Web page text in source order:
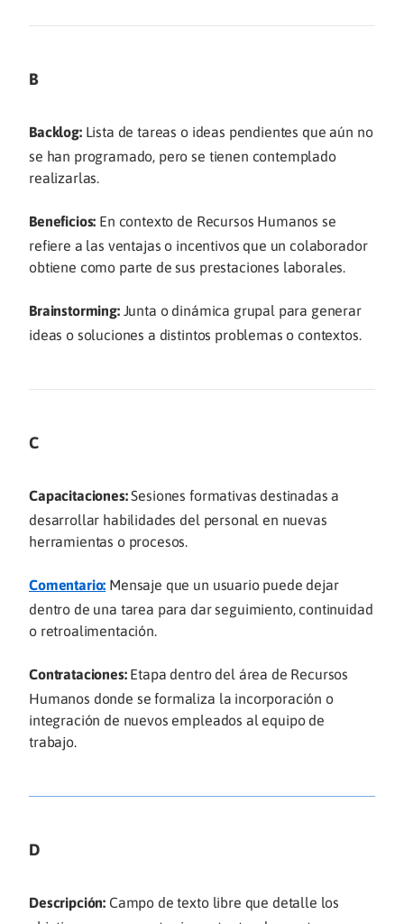
B
Backlog: Lista de tareas o ideas pendientes que aún no
se han programado, pero se tienen contemplado
realizarlas.
Beneficios: En contexto de Recursos Humanos se
refiere a las ventajas o incentivos que un colaborador
obtiene como parte de sus prestaciones laborales.
Brainstorming: Junta o dinámica grupal para generar
ideas o soluciones a distintos problemas o contextos.
C
Capacitaciones:Sesiones formativas destinadas a
desarrollar habilidades del personal en nuevas
herramientas o procesos.
Comentario: Mensaje que un usuario puede dejar
dentro de una tarea para dar seguimiento, continuidad
o retroalimentación.
Contrataciones: Etapa dentro del área de Recursos
Humanos donde se formaliza la incorporación o
integración de nuevos empleados al equipo de
trabajo.
D
Descripción: Campo de texto libre que detalle los